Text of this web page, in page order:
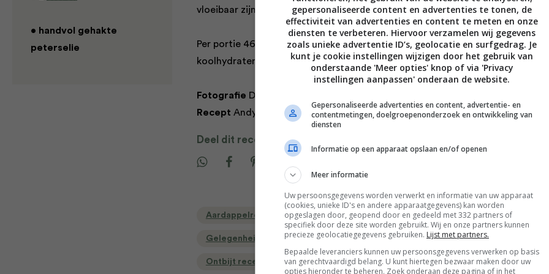
• handvol gehakte
peterselie
vloeibaar zijn. Schep ze op de rösti, bestrooi met peterselie en serveer.
Per portie 464 kcal, 27,3 g vet (7,4 g verzadigd), 19,1 g eiwit, 33,4 g
koolhydraten, 1,5 g suikers
Fotografie David Loftus
Recept Andy Harris
Deel dit recept
Aardappelrecepten Brunch recepten Diner voor twee recepten
Gelegenheid Lunch recepten Makkelijke recepten
Ontbijt recepten Overdag Recepten Snelle recepten
gepersonaliseerde content en advertenties te tonen, de
effectiviteit van advertenties en content te meten en onze
diensten te verbeteren. Hiervoor verzamelen wij gegevens
zoals unieke advertentie ID’s, geolocatie en surfgedrag. Je
kunt je cookie instellingen wijzigen door het gebruik van
onderstaande 'Meer opties' knop of via 'Privacy
instellingen aanpassen' onderaan de website.
Gepersonaliseerde advertenties en content, advertentie- en
contentmetingen, doelgroepenonderzoek en ontwikkeling van
diensten
Informatie op een apparaat opslaan en/of openen
Meer informatie
Uw persoonsgegevens worden verwerkt en informatie van uw apparaat
(cookies, unieke ID's en andere apparaatgegevens) kan worden
opgeslagen door, geopend door en gedeeld met 332 partners of
specifiek door deze site worden gebruikt. Wij en onze partners kunnen
precieze geolocatiegegevens gebruiken. Lijst met partners.
Bepaalde leveranciers kunnen uw persoonsgegevens verwerken op basis
van gerechtvaardigd belang. U kunt hiertegen bezwaar maken door uw
opties hieronder te beheren. Zoek onderaan deze pagina of in het